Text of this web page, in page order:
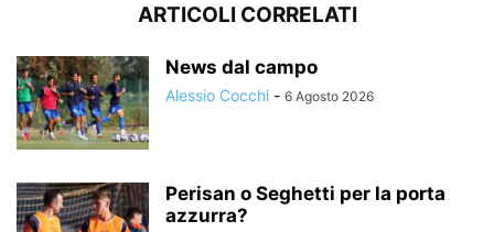
ARTICOLI CORRELATI
News dal campo
Alessio Cocchi - 6 Agosto 2026
Perisan o Seghetti per la porta
azzurra?